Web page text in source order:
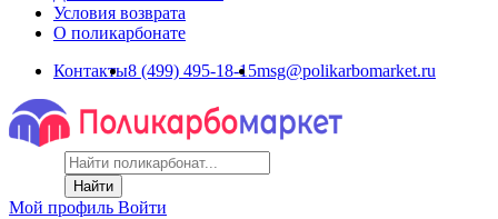
Условия возврата
О поликарбонате
Контакты8 (499) 495-18-15msg@polikarbomarket.ru
Найти
Мой профиль Войти